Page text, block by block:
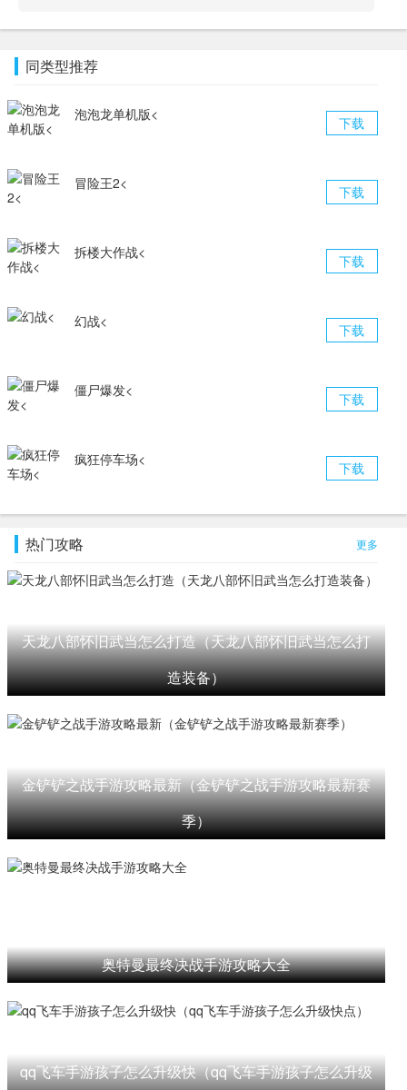
同类型推荐
下载
泡泡龙单机版<
下载
冒险王2<
下载
拆楼大作战<
下载
幻战<
下载
僵尸爆发<
下载
疯狂停车场<
热门攻略 更多
天龙八部怀旧武当怎么打造（天龙八部怀旧武当怎么打
造装备）
金铲铲之战手游攻略最新（金铲铲之战手游攻略最新赛
季）
奥特曼最终决战手游攻略大全
qq飞车手游孩子怎么升级快（qq飞车手游孩子怎么升级